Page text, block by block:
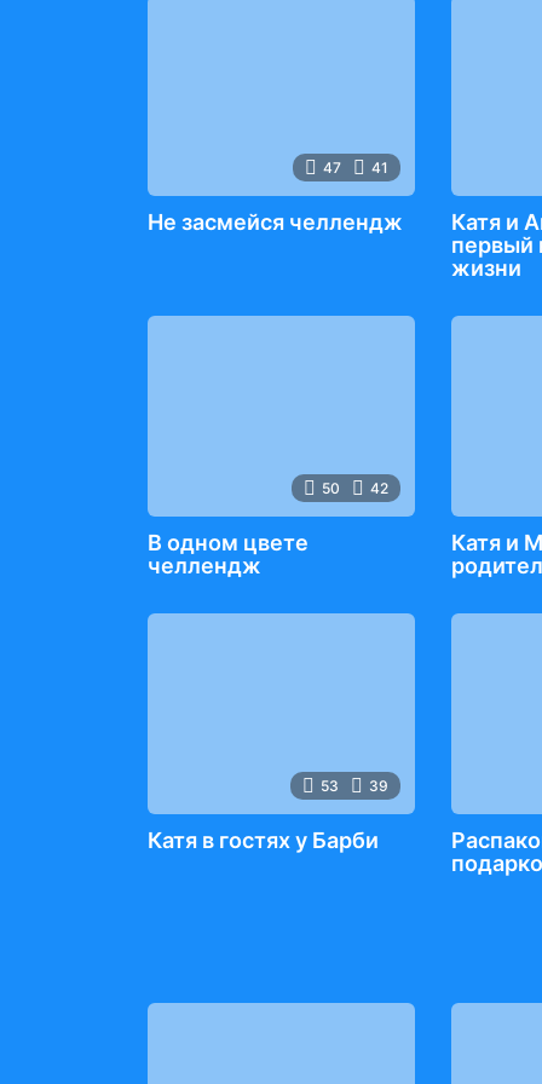
47 41
Не засмейся челлендж
Катя и
первый
жизни
50 42
В одном цвете
челлендж
Катя и
53 39
Катя в гостях у Барби